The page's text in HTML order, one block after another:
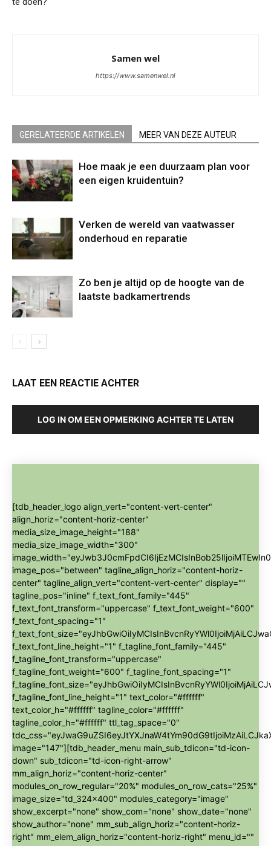
Samen wel
https://www.samenwel.nl
GERELATEERDE ARTIKELEN MEER VAN DEZE AUTEUR
Hoe maak je een duurzaam plan voor
een eigen kruidentuin?
Verken de wereld van vaatwasser
onderhoud en reparatie
Zo ben je altijd op de hoogte van de
laatste badkamertrends
LAAT EEN REACTIE ACHTER
LOG IN OM EEN OPMERKING ACHTER TE LATEN
[tdb_header_logo align_vert="content-vert-center"
align_horiz="content-horiz-center"
media_size_image_height="188"
media_size_image_width="300"
image_pos="between" tagline_align_horiz="content-horiz-
center" tagline_align_vert="content-vert-center" display=""
tagline_pos="inline" f_text_font_family="445"
f_text_font_transform="uppercase" f_text_font_weight="600"
f_text_font_spacing="1"
f_text_font_line_height="1" f_tagline_font_family="445"
f_tagline_font_transform="uppercase"
f_tagline_font_weight="600" f_tagline_font_spacing="1"
f_tagline_font_line_height="1" text_color="#ffffff"
text_color_h="#ffffff" tagline_color="#ffffff"
tagline_color_h="#ffffff" ttl_tag_space="0"
image="147"][tdb_header_menu main_sub_tdicon="td-icon-
down" sub_tdicon="td-icon-right-arrow"
mm_align_horiz="content-horiz-center"
modules_on_row_regular="20%" modules_on_row_cats="25%"
image_size="td_324x400" modules_category="image"
show_excerpt="none" show_com="none" show_date="none"
show_author="none" mm_sub_align_horiz="content-horiz-
right" mm_elem_align_horiz="content-horiz-right" menu_id=""